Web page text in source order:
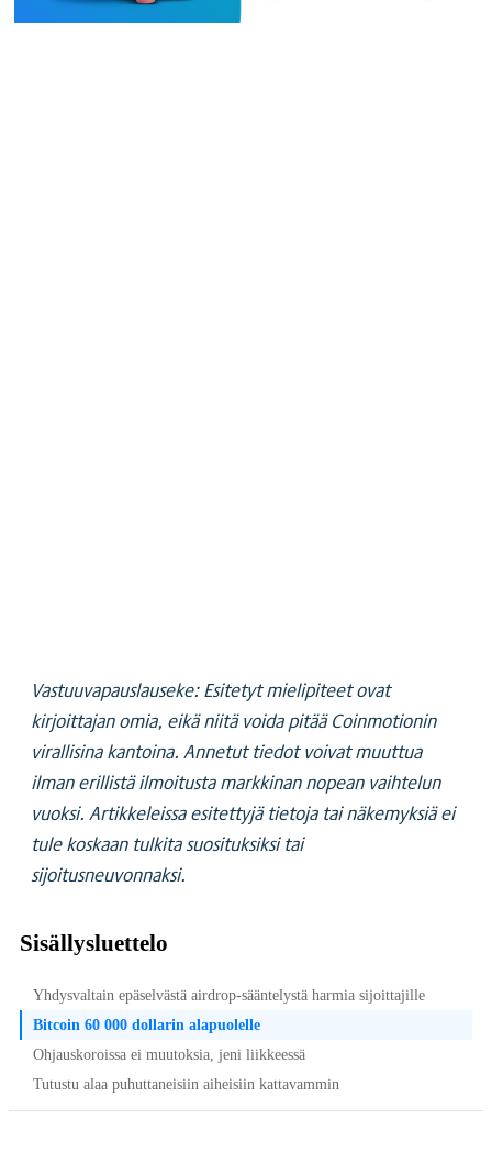
Vastuuvapauslauseke: Esitetyt mielipiteet ovat
kirjoittajan omia, eikä niitä voida pitää Coinmotionin
virallisina kantoina. Annetut tiedot voivat muuttua
ilman erillistä ilmoitusta markkinan nopean vaihtelun
vuoksi. Artikkeleissa esitettyjä tietoja tai näkemyksiä ei
tule koskaan tulkita suosituksiksi tai
sijoitusneuvonnaksi.
Sisällysluettelo
Yhdysvaltain epäselvästä airdrop-sääntelystä harmia sijoittajille
Bitcoin 60 000 dollarin alapuolelle
Ohjauskoroissa ei muutoksia, jeni liikkeessä
Tutustu alaa puhuttaneisiin aiheisiin kattavammin